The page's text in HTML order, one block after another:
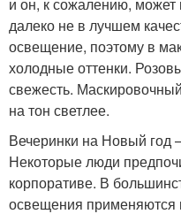
и он, к сожалению,
далеко не в лучшем
освещение, поэтому в
холодные оттенки.
свежесть.
на тон светлее.
Вечеринки на Новый год
Некоторые люди
корпоративе. В
освещения